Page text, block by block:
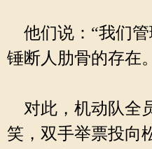
他们说：“我们管
锤断人肋骨的存在
对此，机动队全
笑，双手举票投向